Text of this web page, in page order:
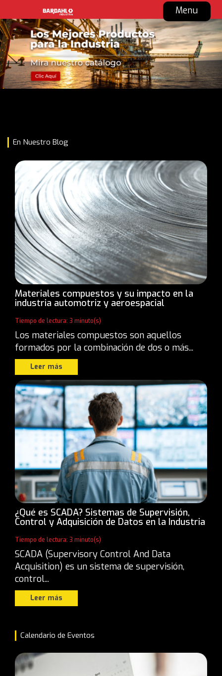
Menu
En Nuestro Blog
Materiales compuestos y su impacto en la
industria automotriz y aeroespacial
Tiempo de lectura: 3 minuto(s)
Los materiales compuestos son aquellos
formados por la combinación de dos o más...
Leer más
¿Qué es SCADA? Sistemas de Supervisión,
Control y Adquisición de Datos en la Industria
Tiempo de lectura: 3 minuto(s)
SCADA (Supervisory Control And Data
Acquisition) es un sistema de supervisión,
control...
Leer más
Calendario de Eventos